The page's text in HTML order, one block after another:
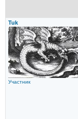
Tuk
Участник